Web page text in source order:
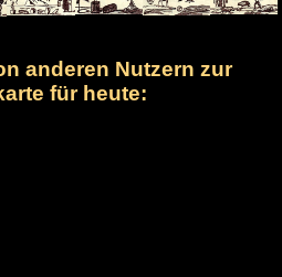
anderen Nutzern zur
für heute: